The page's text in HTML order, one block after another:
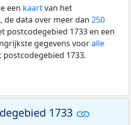
een kaartvan het
de data over meer dan 250
postcodegebied 1733 en een
gegevens vooralle
postcodegebied 1733.
1733